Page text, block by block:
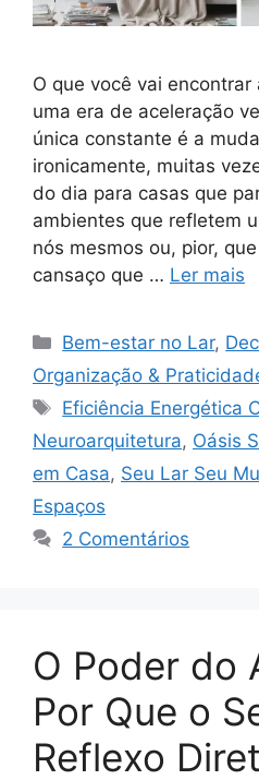
O que você vai encontrar
uma era de aceleração
única constante é a
ironicamente, muitas
do dia para casas que
ambientes que refletem
nós mesmos ou, pior,
cansaço que … Ler mais
Categorias
Bem-estar no Lar,
Organização &
Tags
Eficiência Energética
Neuroarquitetura, Oásis
em Casa, Seu Lar Seu
Espaços
2 Comentários
O Poder do
Por Que o
Reflexo